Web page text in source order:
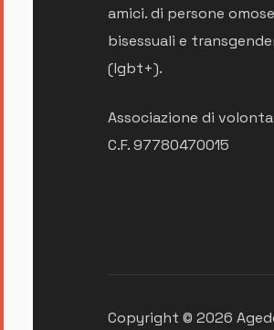
amici. di persone
bisessuali e
(lgbt+).
Associazione di
C.F. 97780470015
Copyright © 2026